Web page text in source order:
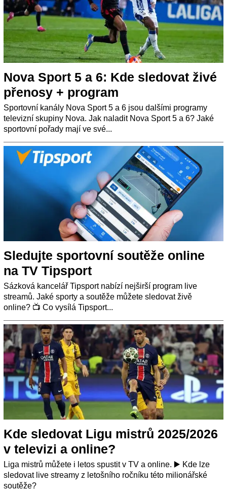
Nova Sport 5 a 6: Kde sledovat živé
přenosy + program
Sportovní kanály Nova Sport 5 a 6 jsou dalšími programy
televizní skupiny Nova. Jak naladit Nova Sport 5 a 6? Jaké
sportovní pořady mají ve své...
Sledujte sportovní soutěže online
na TV Tipsport
Sázková kancelář Tipsport nabízí nejširší program live
streamů. Jaké sporty a soutěže můžete sledovat živě
online? 📺 Co vysílá Tipsport...
Kde sledovat Ligu mistrů 2025/2026
v televizi a online?
Liga mistrů můžete i letos spustit v TV a online. ▶️ Kde lze
sledovat live streamy z letošního ročníku této milionářské
soutěže?